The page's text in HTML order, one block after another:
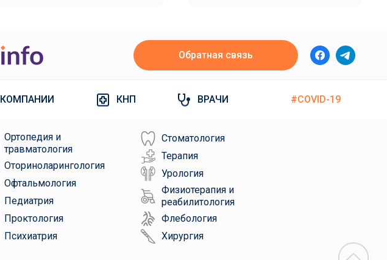
Обратная связь
КОМПАНИИ КНП ВРАЧИ #COVID-19
Ортопедия и
травматология
Оториноларингология
Офтальмология
Педиатрия
Проктология
Психиатрия
Стоматология
Терапия
Урология
Физиотерапия и
реабилитология
Флебология
Хирургия